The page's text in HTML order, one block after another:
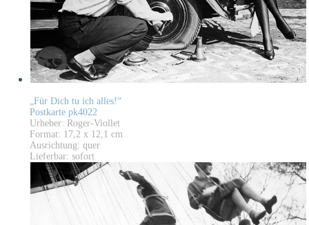
„Für Dich tu ich alles!“
Postkarte pk4022
Urheber: Roger-Viollet
Format: 17,2 x 12,1 cm
Ausrichtung: quer
Lieferbar: sofort